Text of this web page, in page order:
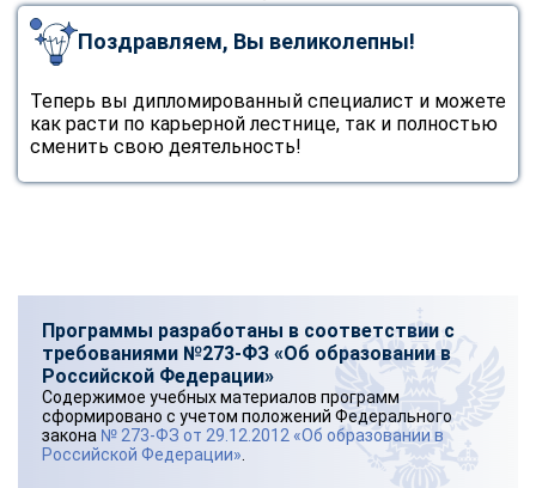
Поздравляем, Вы великолепны!
Теперь вы дипломированный специалист и можете
как расти по карьерной лестнице, так и полностью
сменить свою деятельность!
Программы разработаны в соответствии с
требованиями №273-ФЗ «Об образовании в
Российской Федерации»
Содержимое учебных материалов программ
сформировано с учетом положений Федерального
закона № 273-ФЗ от 29.12.2012 «Об образовании в
Российской Федерации»